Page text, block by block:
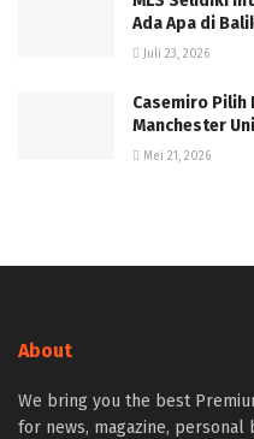
Ada Apa di
Juli 23, 2026
Casemiro Pilih
Manchester
Mei 21, 2026
About
We bring you the best
for news, magazine, personal